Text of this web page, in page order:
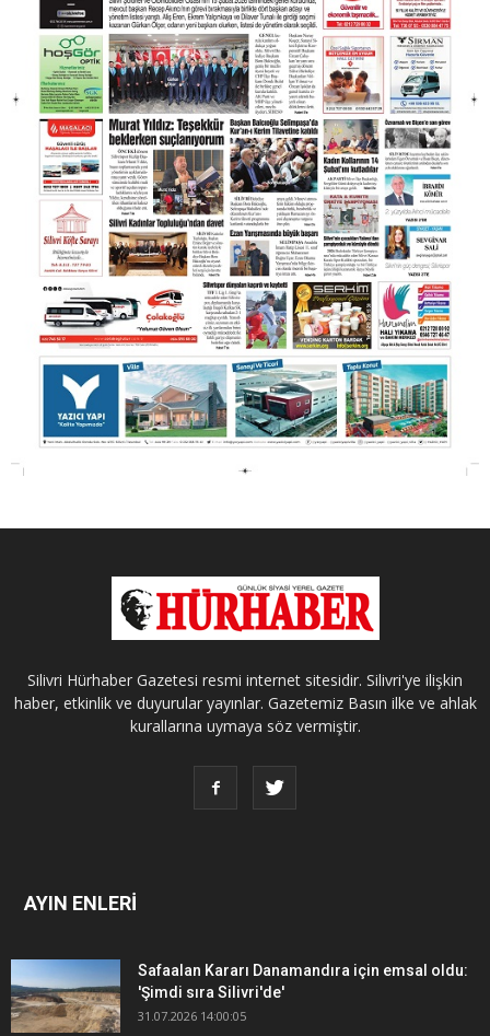
Silivri Hürhaber Gazetesi resmi internet sitesidir. Silivri'ye ilişkin
haber, etkinlik ve duyurular yayınlar. Gazetemiz Basın ilke ve ahlak
kurallarına uymaya söz vermiştir.
AYIN ENLERİ
Safaalan Kararı Danamandıra için emsal oldu:
'Şimdi sıra Silivri'de'
31.07.2026 14:00:05